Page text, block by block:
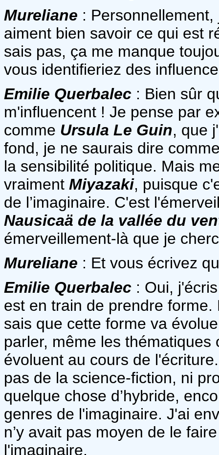
Mureliane :
aiment bien savoir ce qui est
sais pas, ça me manque
vous identifieriez des
Emilie Querbalec : Bien sûr
m'influencent ! Je pense par
comme Ursula Le Guin, que
fond, je ne saurais dire
la sensibilité politique. Mais
vraiment Miyazaki, puisque
de l’imaginaire. C'est
Nausicaä de la vallée du
émerveillement-là que je
Mureliane : Et vous écrivez
Emilie Querbalec : Oui,
est en train de prendre
sais que cette forme va
parler, même les
évoluent au cours de
pas de la science-fiction, ni
quelque chose d’hybride,
genres de l'imaginaire. J'ai
n’y avait pas moyen de le
l'imaginaire.